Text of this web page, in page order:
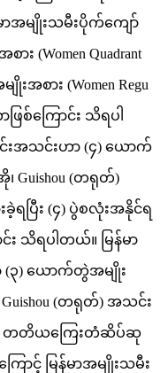
အမျိုးသမီးပိုက်ကျော်
(Women Quadrant
အစား (Women Regu
စ်ကြောင်း သိရပါ
းအသင်းဟာ (၄) ယောက်
Guishou (တရုတ်)
ပြီး (၄) ပွဲစလုံးအနိုင်ရ
သိရပါတယ်။ မြန်မာ
(၃) ယောက်တွဲအမျိုး
(တရုတ်) အသင်း
တတိယကြေးတံဆိပ်ဆု
ောင့် မြန်မာအမျိုးသမီး